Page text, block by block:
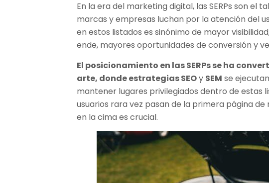
En la era del marketing digital, las SERPs son el
marcas y empresas luchan por la atención del
en estos listados es sinónimo de mayor
ende, mayores oportunidades de conversión y
El posicionamiento en las SERPs se ha
arte, donde estrategias SEOy SEM se
mantener lugares privilegiados dentro de estas
usuarios rara vez pasan de la primera página
en la cima es crucial.